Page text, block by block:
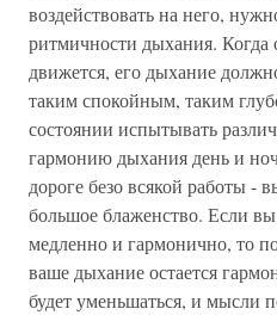
воздействовать на него,
ритмичности дыхания. Когда
движется, его дыхание
таким спокойным, таким
состоянии испытывать
гармонию дыхания день и
дороге безо всякой работы -
большое блаженство. Если
медленно и гармонично, то
ваше дыхание остается
будет уменьшаться, и мысли